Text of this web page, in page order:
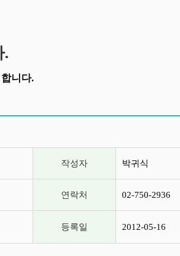
.
니다.
작성자 박귀식
연락처 02-750-2936
등록일 2012-05-16